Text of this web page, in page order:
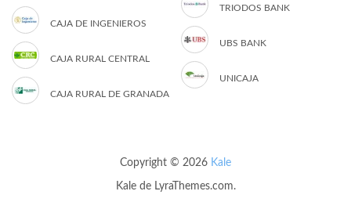
CAJA DE INGENIEROS
CAJA RURAL CENTRAL
CAJA RURAL DE GRANADA
TRIODOS BANK
UBS BANK
UNICAJA
Copyright © 2026 Kale
Kalede LyraThemes.com.